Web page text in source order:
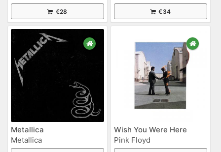
€28 €34
Metallica
Metallica
Wish You Were Here
Pink Floyd